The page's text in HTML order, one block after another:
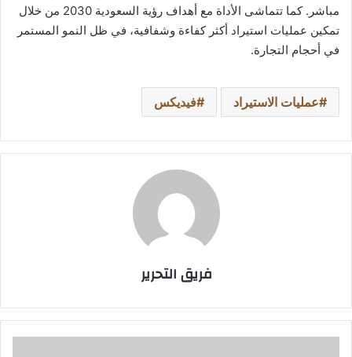
مباشر. كما تتماشى الأداة مع أهداف رؤية السعودية 2030 من خلال
تمكين عمليات استيراد أكثر كفاءة وشفافية، في ظل النمو المستمر
في أحجام التجارة.
عمليات الاستيراد فيديكس
فريق التحرير